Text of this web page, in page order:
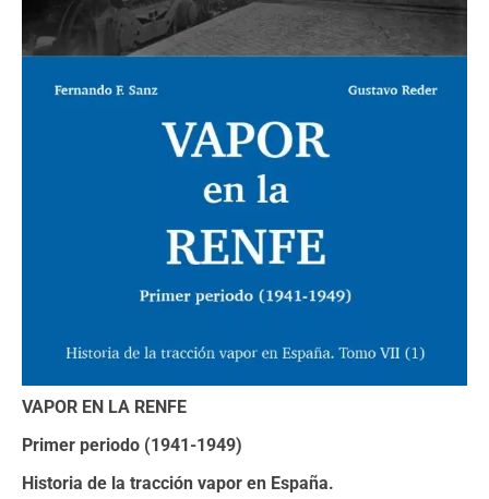
VAPOR EN LA RENFE
Primer periodo (1941-1949)
Historia de la tracción vapor en España.